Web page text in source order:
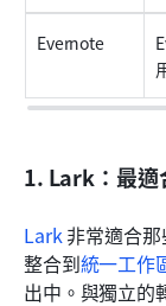
Evernote
1. Lark：最適
Lark 非常適合
整合到統一工作
出中。與獨立的